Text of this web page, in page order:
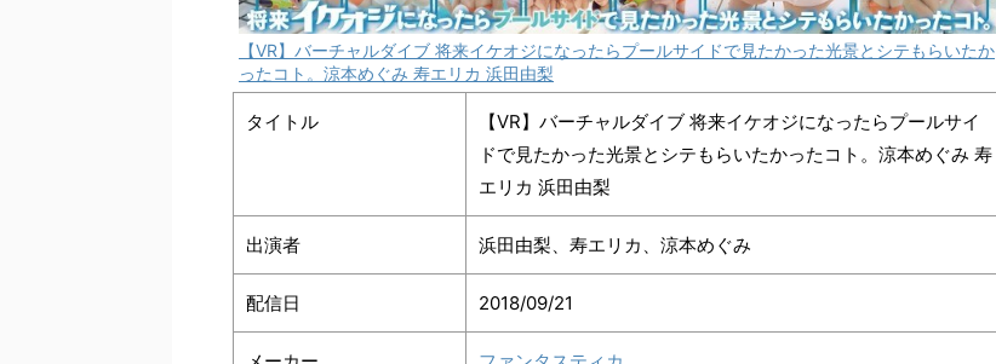
【VR】バーチャルダイブ 将来イケオジになったらプールサイドで見たかった光景とシテもらいたか
ったコト。涼本めぐみ 寿エリカ 浜田由梨
タイトル
【VR】バーチャルダイブ 将来イケオジになったらプールサイ
ドで見たかった光景とシテもらいたかったコト。涼本めぐみ 寿
エリカ 浜田由梨
出演者 浜田由梨、寿エリカ、涼本めぐみ
配信日 2018/09/21